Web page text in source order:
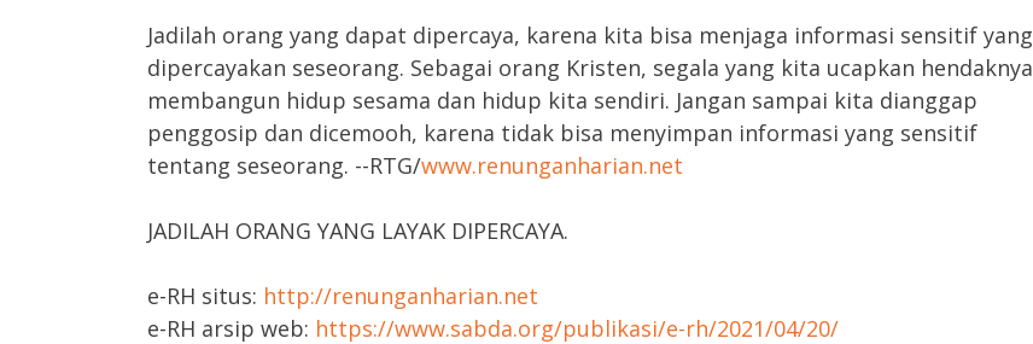
Jadilah orang yang dapat dipercaya, karena kita bisa menjaga informasi sensitif yang
dipercayakan seseorang. Sebagai orang Kristen, segala yang kita ucapkan hendaknya
membangun hidup sesama dan hidup kita sendiri. Jangan sampai kita dianggap
penggosip dan dicemooh, karena tidak bisa menyimpan informasi yang sensitif
tentang seseorang. --RTG/www.renunganharian.net
JADILAH ORANG YANG LAYAK DIPERCAYA.
e-RH situs: http://renunganharian.net
e-RH arsip web: https://www.sabda.org/publikasi/e-rh/2021/04/20/